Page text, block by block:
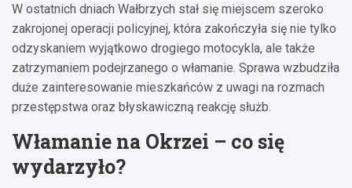
W ostatnich dniach Wałbrzych stał się miejscem szeroko
zakrojonej operacji policyjnej, która zakończyła się nie tylko
odzyskaniem wyjątkowo drogiego motocykla, ale także
zatrzymaniem podejrzanego o włamanie. Sprawa wzbudziła
duże zainteresowanie mieszkańców z uwagi na rozmach
przestępstwa oraz błyskawiczną reakcję służb.
Włamanie na Okrzei – co się
wydarzyło?